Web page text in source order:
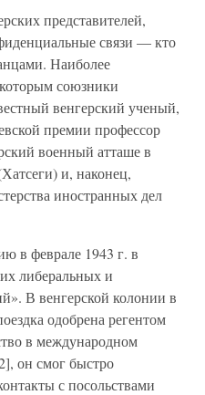
представителей,
связи — кто
Наиболее
союзники
венгерский ученый,
премии профессор
военный атташе в
и, наконец,
иностранных дел
в феврале 1943 г. в
либеральных и
В венгерской колонии в
одобрена регентом
в международном
он смог быстро
с посольствами